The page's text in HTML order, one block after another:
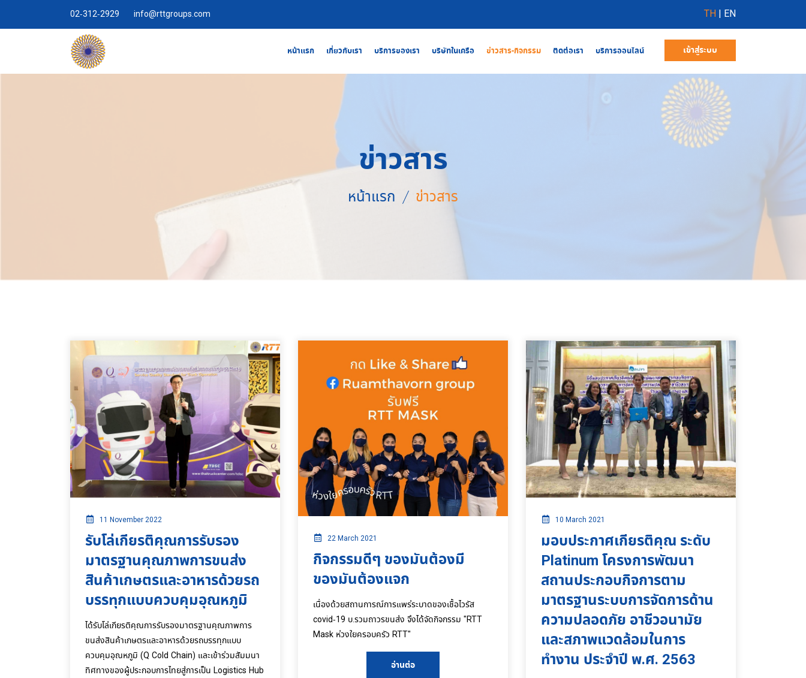
02-312-2929 info@rttgroups.com TH | EN
หน้าแรก เกี่ยวกับเรา บริการของเรา บริษัทในเครือ ข่าวสาร-กิจกรรม ติดต่อเรา บริการออนไลน์ เข้าสู่ระบบ
ข่าวสาร
หน้าแรก ข่าวสาร
11 November 2022
รับโล่เกียรติคุณการรับรอง
มาตรฐานคุณภาพการขนส่ง
สินค้าเกษตรและอาหารด้วยรถ
บรรทุกแบบควบคุมอุณหภูมิ
ได้รับโล่เกียรติคุณการรับรองมาตรฐานคุณภาพการ
ขนส่งสินค้าเกษตรและอาหารด้วยรถบรรทุกแบบ
ควบคุมอุณหภูมิ (Q Cold Chain) และเข้าร่วมสัมมนา
ทิศทางของผู้ประกอบการไทยสู่การเป็น Logistics Hub
22 March 2021
กิจกรรมดีๆ ของมันต้องมี
ของมันต้องแจก
เนื่องด้วยสถานการณ์การแพร่ระบาดของเชื้อไวรัส
covid-19 บ.รวมถาวรขนส่ง จึงได้จัดกิจกรรม "RTT
Mask ห่วงใยครอบครัว RTT"
อ่านต่อ
10 March 2021
มอบประกาศเกียรติคุณ ระดับ
Platinum โครงการพัฒนา
สถานประกอบกิจการตาม
มาตรฐานระบบการจัดการด้าน
ความปลอดภัย อาชีวอนามัย
และสภาพแวดล้อมในการ
ทำงาน ประจำปี พ.ศ. 2563